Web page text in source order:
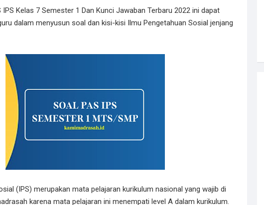
IPS Kelas 7 Semester 1 Dan Kunci Jawaban Terbaru 2022 ini dapat
dalam menyusun soal dan kisi-kisi Ilmu Pengetahuan Sosial jenjang
(IPS) merupakan mata pelajaran kurikulum nasional yang wajib di
karena mata pelajaran ini menempati level A dalam kurikulum.